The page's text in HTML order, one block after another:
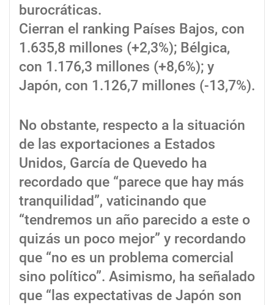
burocráticas.
Cierran el ranking Países Bajos, con
1.635,8 millones (+2,3%); Bélgica,
con 1.176,3 millones (+8,6%); y
Japón, con 1.126,7 millones (-13,7%).
No obstante, respecto a la situación
de las exportaciones a Estados
Unidos, García de Quevedo ha
recordado que “parece que hay más
tranquilidad”, vaticinando que
“tendremos un año parecido a este o
quizás un poco mejor” y recordando
que “no es un problema comercial
sino político”. Asimismo, ha señalado
que “las expectativas de Japón son